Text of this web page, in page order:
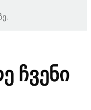
ჩვენი